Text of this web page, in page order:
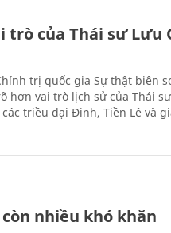
trò của Thái sư Lưu
trị quốc gia Sự thật biên
hơn vai trò lịch sử của Thái
triều đại Đinh, Tiền Lê và
nhiều khó khăn